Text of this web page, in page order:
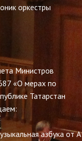
оркестры
Министров
«О мерах по
Татарстан
азбука от А